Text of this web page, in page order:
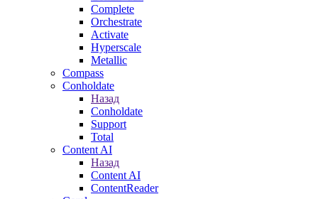
Complete
Orchestrate
Activate
Hyperscale
Metallic
Compass
Conholdate
Назад
Conholdate
Support
Total
Content AI
Назад
Content AI
ContentReader